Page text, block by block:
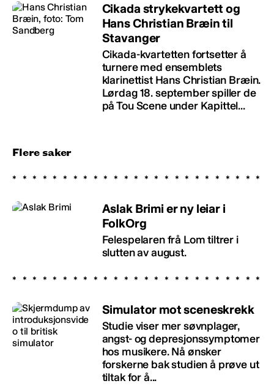
Cikada strykekvartett og
Hans Christian Bræin til
Stavanger
Cikada-kvartetten fortsetter å
turnere med ensemblets
klarinettist Hans Christian Bræin.
Lørdag 18. september spiller de
på Tou Scene under Kapittel...
Flere saker
Aslak Brimi er ny leiar i
FolkOrg
Felespelaren frå Lom tiltrer i
slutten av august.
Simulator mot sceneskrekk
Studie viser mer søvnplager,
angst- og depresjonssymptomer
hos musikere. Nå ønsker
forskerne bak studien å prøve ut
tiltak for å...